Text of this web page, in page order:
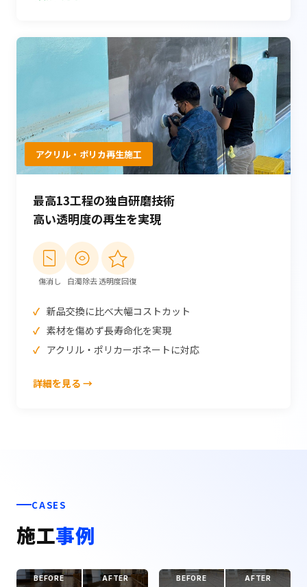
アクリル・ポリカ再生施工
最高13工程の独自研磨技術
高い透明度の再生を実現
傷消し 白濁除去透明度回復
新品交換に比べ大幅コストカット
素材を傷めず長寿命化を実現
アクリル・ポリカーボネートに対応
詳細を見る →
CASES
施工事例
BEFORE AFTER BEFORE AFTER